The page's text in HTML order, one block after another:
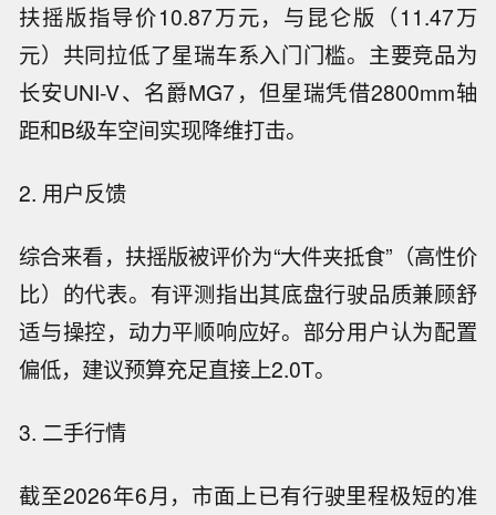
扶摇版指导价10.87万元，与昆仑版（11.47万
元）共同拉低了星瑞车系入门门槛。主要竞品为
长安UNI-V、名爵MG7，但星瑞凭借2800mm轴
距和B级车空间实现降维打击。
2. 用户反馈
综合来看，扶摇版被评价为“大件夹抵食”（高性价
比）的代表。有评测指出其底盘行驶品质兼顾舒
适与操控，动力平顺响应好。部分用户认为配置
偏低，建议预算充足直接上2.0T。
3. 二手行情
截至2026年6月，市面上已有行驶里程极短的准